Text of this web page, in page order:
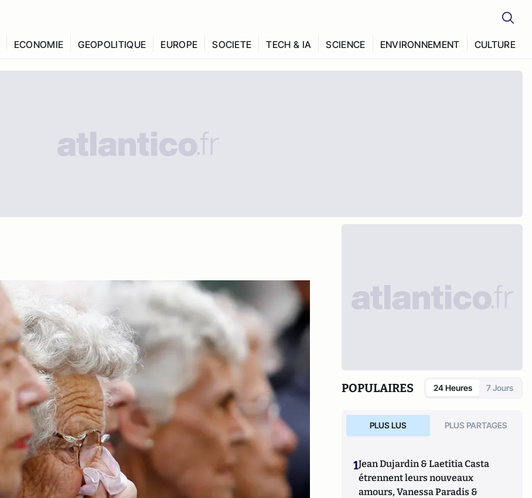
ECONOMIE GEOPOLITIQUE EUROPE SOCIETE TECH & IA SCIENCE ENVIRONNEMENT CULTURE
POPULAIRES 24 Heures 7 Jours
PLUS LUS PLUS PARTAGES
1Jean Dujardin & Laetitia Casta
étrennent leurs nouveaux
amours, Vanessa Paradis &